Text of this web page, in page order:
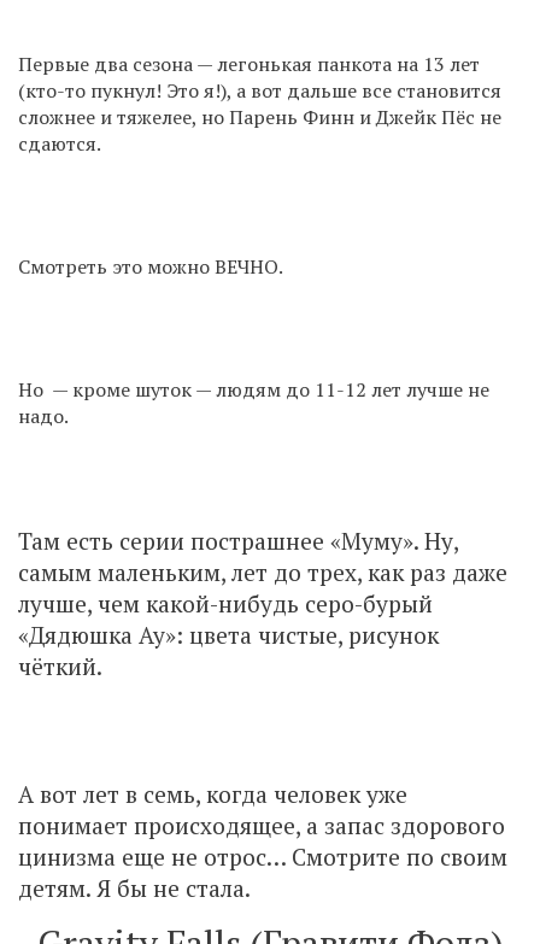
Первые два сезона — легонькая панкота на 13 лет
(кто-то пукнул! Это я!), а вот дальше все становится
сложнее и тяжелее, но Парень Финн и Джейк Пёс не
сдаются.
Смотреть это можно ВЕЧНО.
Но — кроме шуток — людям до 11-12 лет лучше не
надо.
Там есть серии пострашнее «Муму». Ну,
самым маленьким, лет до трех, как раз даже
лучше, чем какой-нибудь серо-бурый
«Дядюшка Ау»: цвета чистые, рисунок
чёткий.
А вот лет в семь, когда человек уже
понимает происходящее, а запас здорового
цинизма еще не отрос… Смотрите по своим
детям. Я бы не стала.